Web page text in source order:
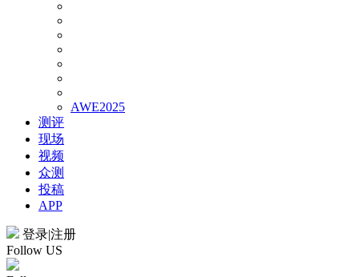
AWE2025
测评
现场
视频
众测
投稿
APP
登录|注册
Follow US